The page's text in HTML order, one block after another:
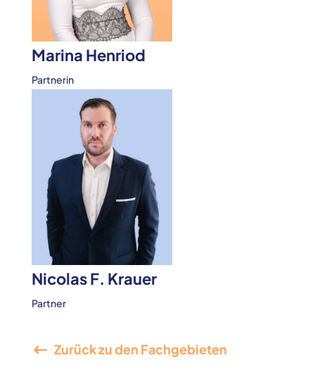
Marina Henriod
Partnerin
Nicolas F. Krauer
Partner
Zurück zu den Fachgebieten